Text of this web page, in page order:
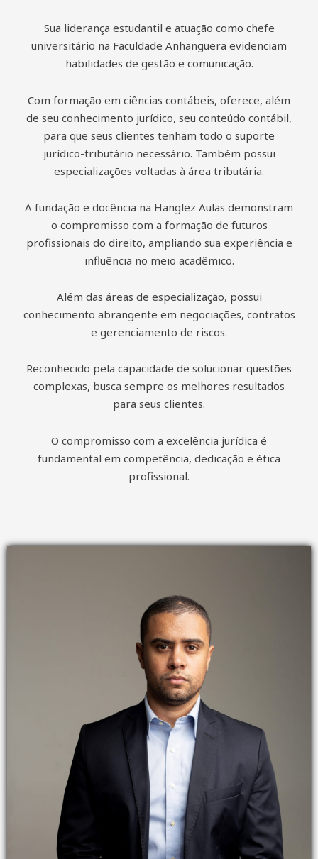
Sua liderança estudantil e atuação como chefe
universitário na Faculdade Anhanguera evidenciam
habilidades de gestão e comunicação.
Com formação em ciências contábeis, oferece, além
de seu conhecimento jurídico, seu conteúdo contábil,
para que seus clientes tenham todo o suporte
jurídico-tributário necessário. Também possui
especializações voltadas à área tributária.
A fundação e docência na Hanglez Aulas demonstram
o compromisso com a formação de futuros
profissionais do direito, ampliando sua experiência e
influência no meio acadêmico.
Além das áreas de especialização, possui
conhecimento abrangente em negociações, contratos
e gerenciamento de riscos.
Reconhecido pela capacidade de solucionar questões
complexas, busca sempre os melhores resultados
para seus clientes.
O compromisso com a excelência jurídica é
fundamental em competência, dedicação e ética
profissional.